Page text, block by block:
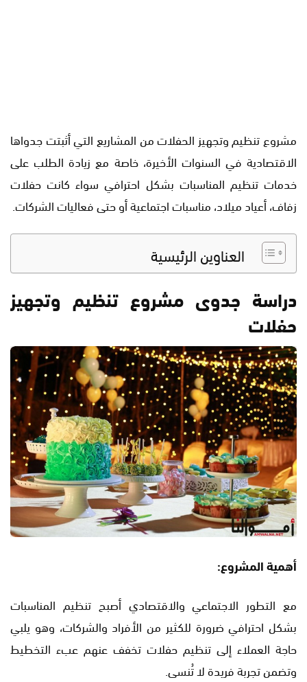
مشروع تنظيم وتجهيز الحفلات من المشاريع التي أثبتت جدواها
الاقتصادية في السنوات الأخيرة، خاصة مع زيادة الطلب على
خدمات تنظيم المناسبات بشكل احترافي سواء كانت حفلات
زفاف، أعياد ميلاد، مناسبات اجتماعية أو حتى فعاليات الشركات.
العناوين الرئيسية
دراسة جدوى مشروع تنظيم وتجهيز
حفلات
أهمية المشروع:
مع التطور الاجتماعي والاقتصادي أصبح تنظيم المناسبات
بشكل احترافي ضرورة للكثير من الأفراد والشركات، وهو يلبي
حاجة العملاء إلى تنظيم حفلات تخفف عنهم عبء التخطيط
وتضمن تجربة فريدة لا تُنسى.